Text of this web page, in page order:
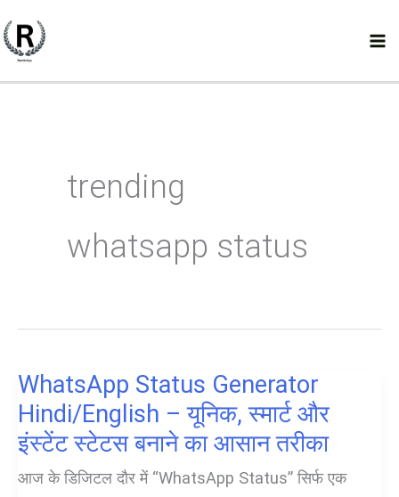
to
trending
whatsapp status
WhatsApp Status Generator
Hindi/English – यूनिक, स्मार्ट और
इंस्टेंट स्टेटस बनाने का आसान तरीका
आज के डिजिटल दौर में “WhatsApp Status” सिर्फ एक